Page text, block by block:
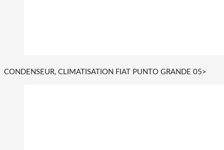
CONDENSEUR, CLIMATISATION FIAT PUNTO GRANDE 05>